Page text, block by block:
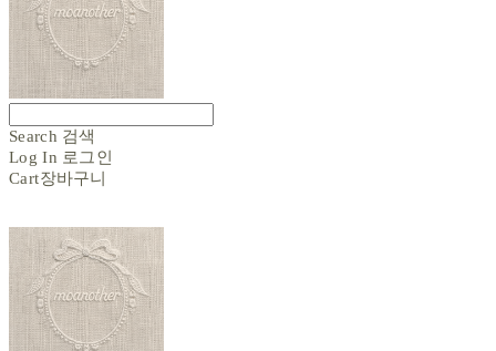
Search 검색
Log In 로그인
Cart장바구니